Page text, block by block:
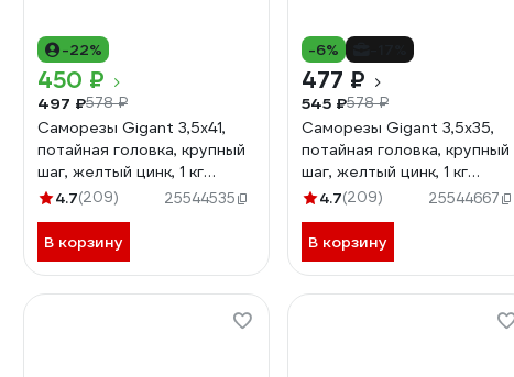
-22%
450 ₽
497 ₽578 ₽
Саморезы Gigant 3,5x41,
потайная головка, крупный
шаг, желтый цинк, 1 кг
(примерно 428 шт) 123510
4.7(209) 25544535
В корзину
-6%
477 ₽
545 ₽578 ₽
Саморезы Gigant 3,5x35,
потайная головка, крупный
шаг, желтый цинк, 1 кг
(примерно 537 шт) 123509
4.7(209) 25544667
В корзину